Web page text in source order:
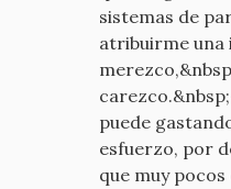
sistemas de
atribuirme una
puede
esfuerzo, por
que muy